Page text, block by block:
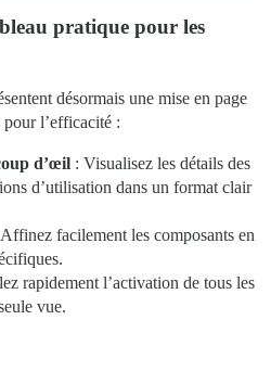
pratique pour les
désormais une mise en page
l’efficacité :
d’œil : Visualisez les détails des
d’utilisation dans un format clair
facilement les composants en
rapidement l’activation de tous les
vue.